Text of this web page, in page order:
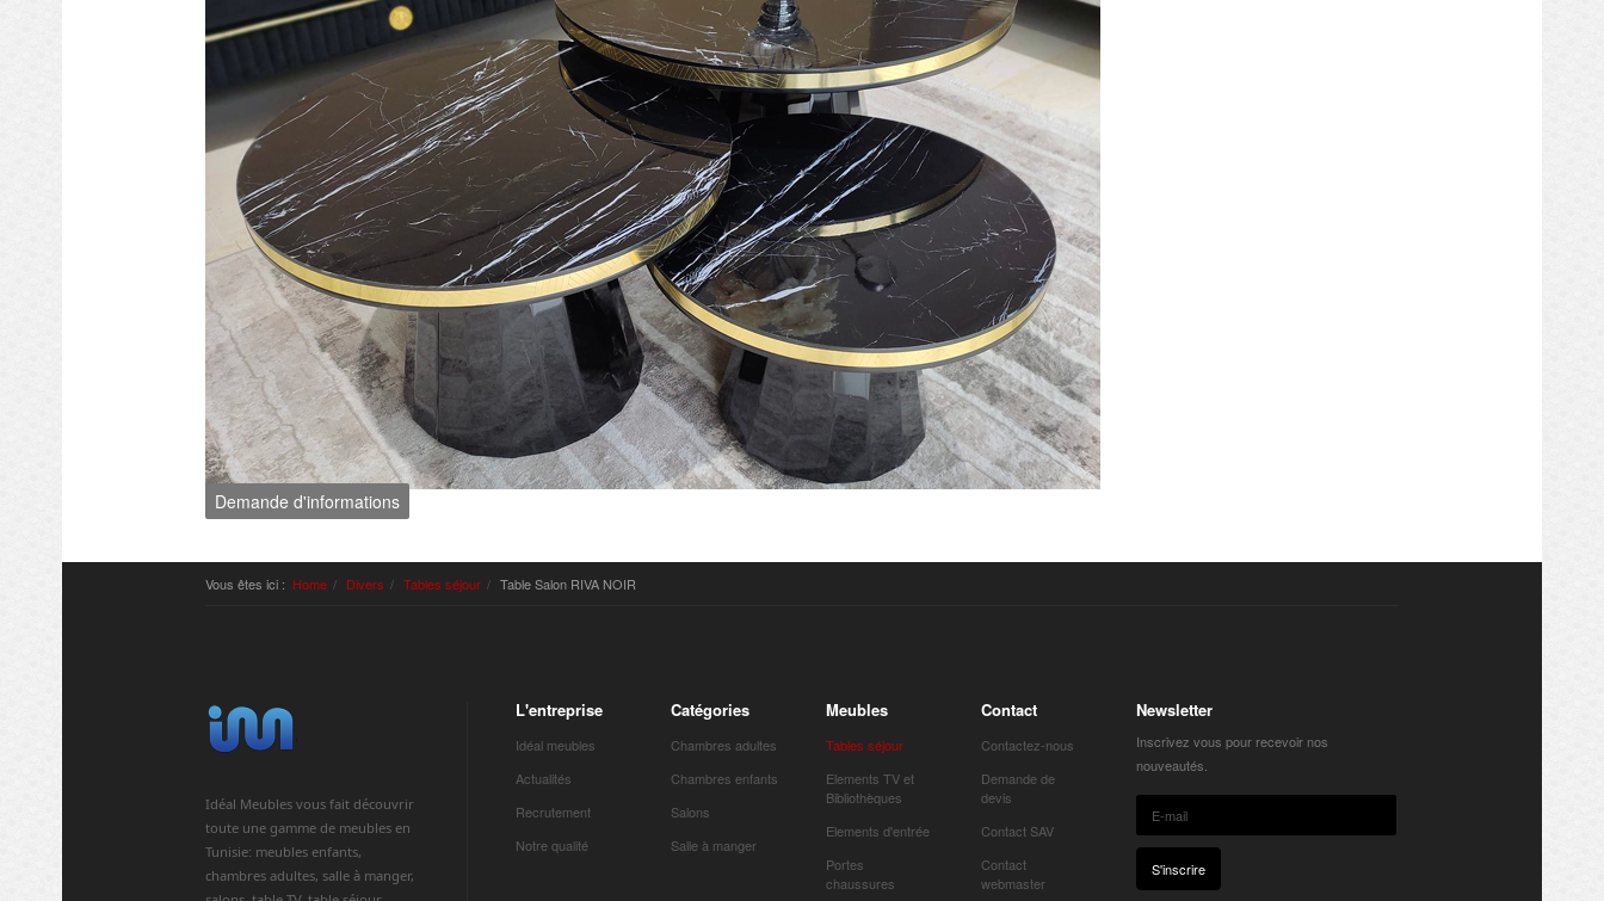
Demande d'informations
Vous êtes ici : Home Divers Tables séjour Table Salon RIVA NOIR
Idéal Meubles vous fait découvrir
toute une gamme de meubles en
Tunisie: meubles enfants,
chambres adultes, salle à manger,
L'entreprise
Idéal meubles
Actualités
Recrutement
Notre qualité
Catégories
Chambres adultes
Chambres enfants
Salons
Salle à manger
Meubles
Tables séjour
Elements TV et
Bibliothèques
Elements d'entrée
Portes
chaussures
Contact
Contactez-nous
Demande de
devis
Contact SAV
Contact
webmaster
Newsletter
Inscrivez vous pour recevoir nos
nouveautés.